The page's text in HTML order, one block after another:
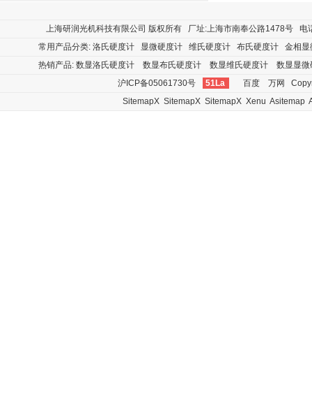
上海研润光机科技有限公司 版权所有 厂址:上海市南奉公路1478号
常用产品分类: 洛氏硬度计 显微硬度计 维氏硬度计 布氏硬度计
金相显
热销产品: 数显洛氏硬度计 数显布氏硬度计 数显维氏硬度计
数显显微
沪ICP备05061730号
51La 百度 万网
SitemapX SitemapX SitemapX Xenu Asitemap